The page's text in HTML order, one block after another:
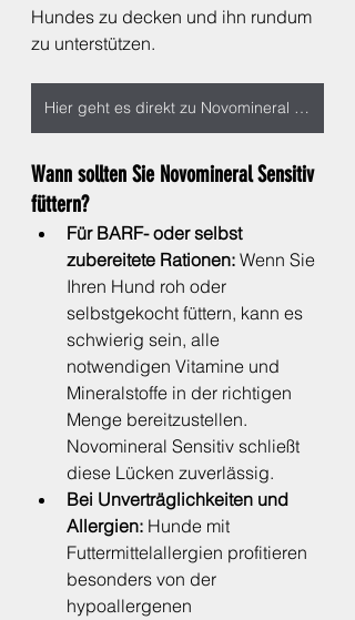
Hundes zu decken und ihn rundum
zu unterstützen.
Hier geht es direkt zu Novomineral Sensitiv
Wann sollten Sie Novomineral Sensitiv
füttern?
Für BARF- oder selbst
zubereitete Rationen: Wenn Sie
Ihren Hund roh oder
selbstgekocht füttern, kann es
schwierig sein, alle
notwendigen Vitamine und
Mineralstoffe in der richtigen
Menge bereitzustellen.
Novomineral Sensitiv schließt
diese Lücken zuverlässig.
Bei Unverträglichkeiten und
Allergien: Hunde mit
Futtermittelallergien profitieren
besonders von der
hypoallergenen